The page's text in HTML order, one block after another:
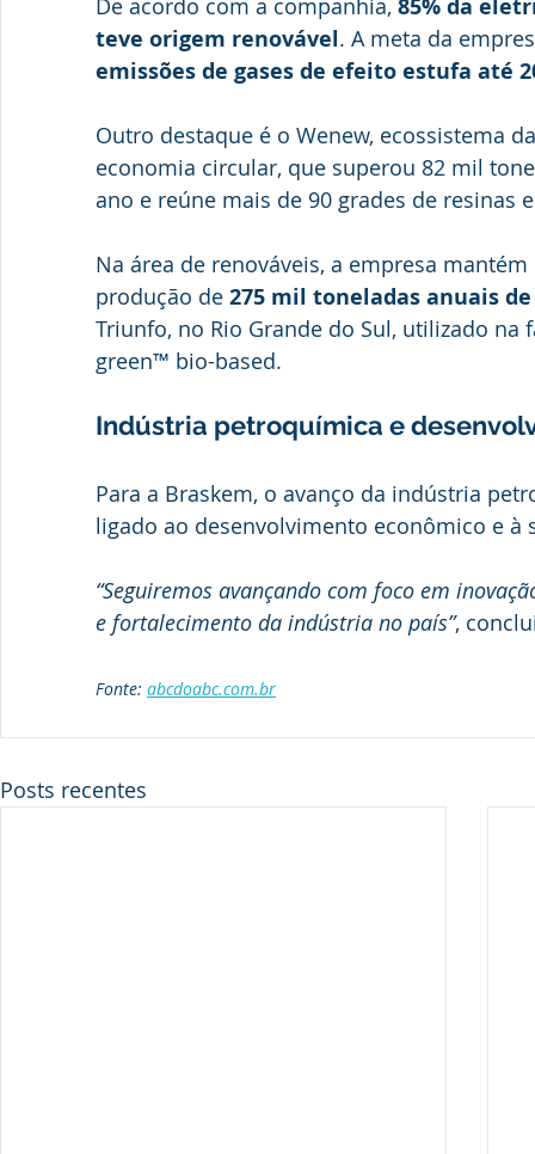
85% da
teve origem renovável. A meta da
emissões de gases de efeito estufa até
Outro destaque é o Wenew, ecossistema
economia circular, que superou 82 mil
ano e reúne mais de 90 grades de resinas
Na área de renováveis, a empresa
produção de 275 mil toneladas anuais
Triunfo, no Rio Grande do Sul, utilizado na
green™ bio-based.
Indústria petroquímica e
Para a Braskem, o avanço da indústria
ligado ao desenvolvimento econômico e à
“Seguiremos avançando com foco em
e fortalecimento da indústria no país”,
Fonte: abcdoabc.com.br
Posts recentes